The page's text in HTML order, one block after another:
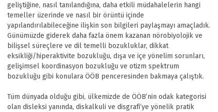
geliştiğine, nasıl tanılandığına, daha etkili müdahalelerin hangi
temeller üzerinde ve nasıl bir örüntü içinde
yapılandırılabileceğine ilişkin son bilgileri paylaşmayı amaçladık.
Günümüzde giderek daha fazla önem kazanan nörobiyolojik ve
bilişsel süreçlere ve dil temelli bozukluklar, dikkat
eksikliği/hiperaktivite bozukluğu, dışa ve içe yönelim sorunları,
gelişimsel koordinasyon bozukluğu ve otizm spektrum
bozukluğu gibi konulara ÖÖB penceresinden bakmaya çalıştık.
Tüm dünyada olduğu gibi, ülkemizde de ÖÖB’nin odak kategorisi
olan disleksi yanında, diskalkuli ve disgrafi’ye yönelik pratik